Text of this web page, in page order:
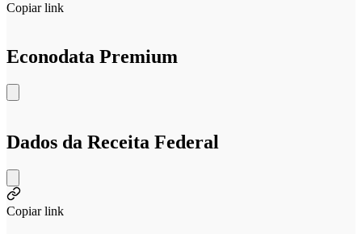
Copiar link
Econodata Premium
Dados da Receita Federal
Copiar link